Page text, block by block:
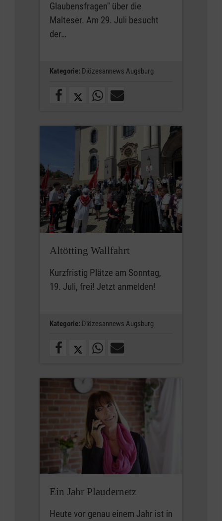
Glaubensfragen" über die
Malteser. Am 29. Juli besucht
der…
Kategorie: Diözesannews Augsburg
Altötting Wallfahrt
Kurzfristig Plätze am Sonntag,
19. Juli, frei! Jetzt anmelden!
Kategorie: Diözesannews Augsburg
Ein Jahr Plaudernetz
Heute vor genau einem Jahr ist in